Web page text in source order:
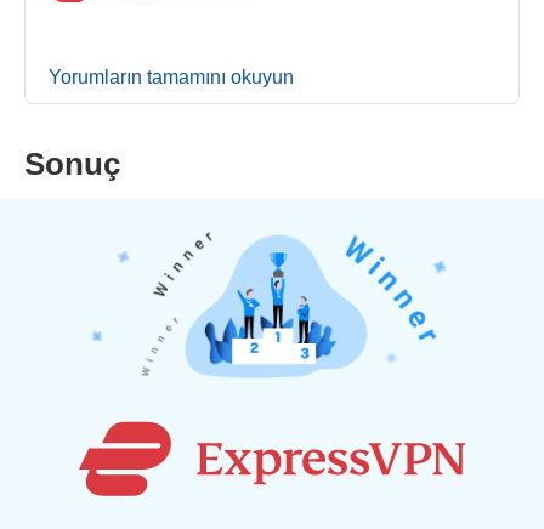
Yorumların tamamını okuyun
Sonuç